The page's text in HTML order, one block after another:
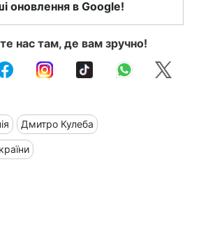
оновлення в Google!
нас там, де вам зручно!
Дмитро Кулеба